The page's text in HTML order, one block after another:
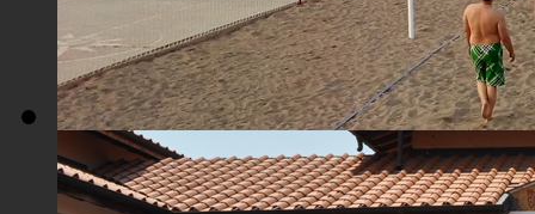
Плажа "Топољар" - Терени на песку